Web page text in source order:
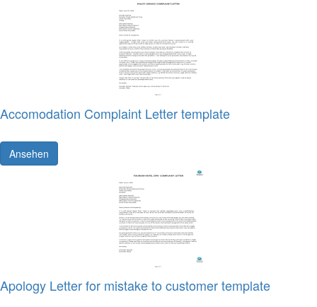
Accomodation Complaint Letter template
Ansehen
Apology Letter for mistake to customer template